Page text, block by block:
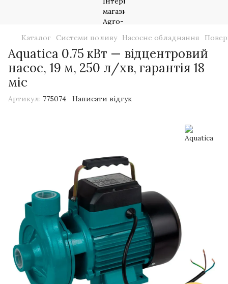
Каталог Системи поливу Насосне обладнання
Aquatica 0.75 кВт — відцентровий
насос, 19 м, 250 л/хв, гарантія 18
міс
Артикул: 775074 Написати відгук